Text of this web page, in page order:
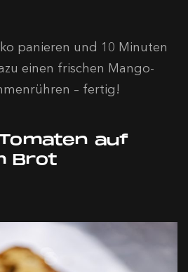
panieren und 10 Minuten
einen frischen Mango-
– fertig!
auf
Brot